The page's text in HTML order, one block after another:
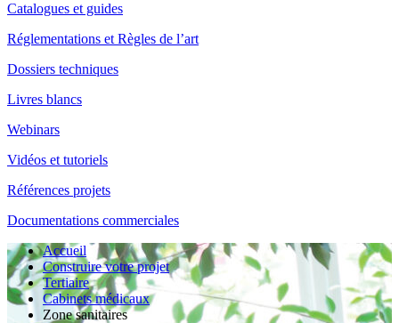
Catalogues et guides
Réglementations et Règles de l’art
Dossiers techniques
Livres blancs
Webinars
Vidéos et tutoriels
Références projets
Documentations commerciales
Accueil
Construire votre projet
Tertiaire
Cabinets médicaux
Zone sanitaires